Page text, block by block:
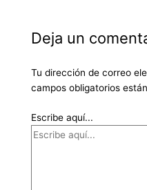
Deja un
Tu dirección de correo
campos obligatorios
Escribe aquí...